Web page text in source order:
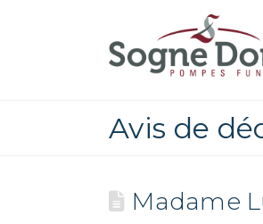
Avis de
Madame